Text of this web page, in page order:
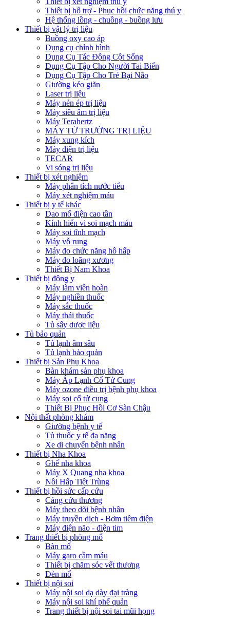
Thiết bị hỗ trợ - Phục hồi chức năng thú y
Hệ thống lồng - chuồng - buồng lưu
Thiết bị vật lý trị liệu
Buồng oxy cao áp
Dụng cụ chỉnh hình
Dụng Cụ Tác Động Cột Sống
Dụng Cụ Tập Cho Người Tai Biến
Dụng Cụ Tập Cho Trẻ Bại Não
Giường kéo giãn
Laser trị liệu
Máy nén ép trị liệu
Máy siêu âm trị liệu
Máy Terahertz
MÁY TỪ TRƯỜNG TRỊ LIỆU
Máy xung kích
Máy điện trị liệu
TECAR
Vi sóng trị liệu
Thiết bị xét nghiệm
Máy phân tích nước tiểu
Máy xét nghiệm máu
Thiết bị y tế khác
Dao mổ điện cao tần
Kính hiển vi soi mạch máu
Máy soi tĩnh mạch
Máy vỗ rung
Máy đo chức năng hô hấp
Máy đo loãng xương
Thiết Bị Nam Khoa
Thiết bị đông y
Máy làm viên hoàn
Máy nghiền thuốc
Máy sắc thuốc
Máy thái thuốc
Tủ sấy dược liệu
Tủ bảo quản
Tủ lạnh âm sâu
Tủ lạnh bảo quản
Thiết bị Sản Phụ Khoa
Bàn khám sản phụ khoa
Máy Áp Lạnh Cổ Tử Cung
Máy ozone điều trị bệnh phụ khoa
Máy soi cổ tử cung
Thiết Bị Phục Hồi Cơ Sàn Chậu
Nội thất phòng khám
Giường bệnh y tế
Tủ thuốc y tế đa năng
Xe di chuyển bệnh nhân
Thiết bị Nha Khoa
Ghế nha khoa
Máy X Quang nha khoa
Nồi Hấp Tiệt Trùng
Thiết bị hồi sức cấp cứu
Cáng cứu thương
Máy theo dõi bệnh nhân
Máy truyền dịch - Bơm tiêm điện
Máy điện não - điện tim
Trang thiết bị phòng mổ
Bàn mổ
Máy garo cầm máu
Thiết bị chăm sóc vết thương
Đèn mổ
Thiết bị nội soi
Máy nội soi dạ dày đại tràng
Máy nội soi khí phế quản
Trang thiết bị nội soi tai mũi họng